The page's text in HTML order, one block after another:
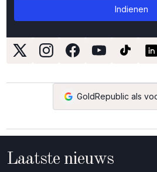
GoldRepublic als
Laatste nieuws